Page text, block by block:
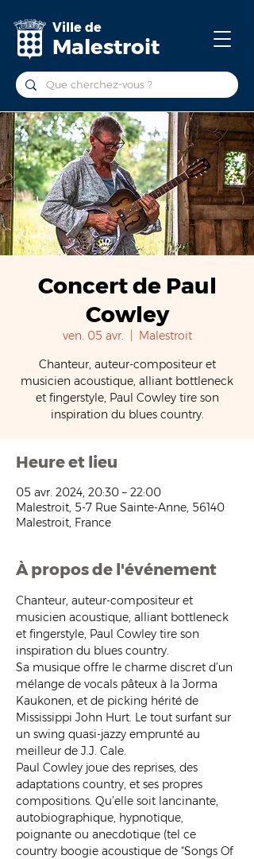
Ville de
Malestroit
Concert de Paul
Cowley
ven. 05 avr.
Malestroit
Chanteur, auteur-compositeur et
musicien acoustique, alliant bottleneck
et fingerstyle, Paul Cowley tire son
inspiration du blues country.
Heure et lieu
05 avr. 2024, 20:30 – 22:00
Malestroit, 5-7 Rue Sainte-Anne, 56140
Malestroit, France
À propos de l'événement
Chanteur, auteur-compositeur et
musicien acoustique, alliant bottleneck
et fingerstyle, Paul Cowley tire son
inspiration du blues country.
Sa musique offre le charme discret d’un
mélange de vocals pâteux à la Jorma
Kaukonen, et de picking hérité de
Mississippi John Hurt. Le tout surfant sur
un swing quasi-jazzy emprunté au
meilleur de J.J. Cale.
Paul Cowley joue des reprises, des
adaptations country, et ses propres
compositions. Qu’elle soit lancinante,
autobiographique, hypnotique,
poignante ou anecdotique (tel ce
country boogie acoustique de “Songs Of